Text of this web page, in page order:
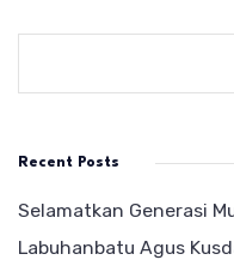
Recent Posts
Selamatkan Generasi
Labuhanbatu Agus